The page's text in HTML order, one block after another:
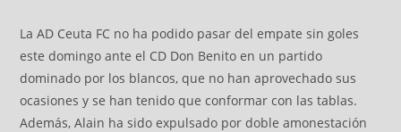
La AD Ceuta FC no ha podido pasar del empate sin goles
este domingo ante el CD Don Benito en un partido
dominado por los blancos, que no han aprovechado sus
ocasiones y se han tenido que conformar con las tablas.
Además, Alain ha sido expulsado por doble amonestación